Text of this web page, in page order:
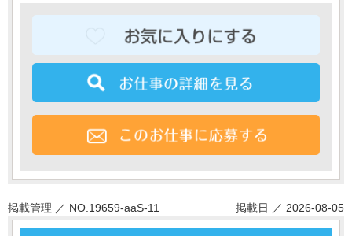
掲載管理 ／ NO.19659-aaS-11 掲載日 ／ 2026-08-05